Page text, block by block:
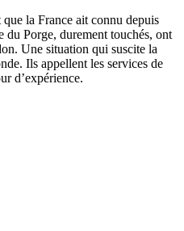
la France ait connu depuis
du Porge, durement touchés, ont
Une situation qui suscite la
Ils appellent les services de
d’expérience.